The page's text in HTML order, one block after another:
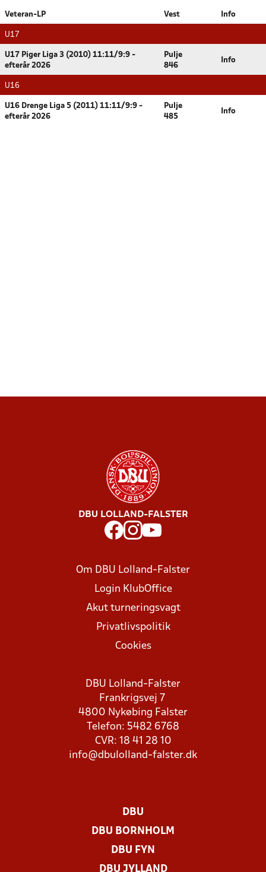
Veteran-LP Vest Info
U17
U17 Piger Liga 3 (2010) 11:11/9:9 -
efterår 2026
Pulje
846
Info
U16
U16 Drenge Liga 5 (2011) 11:11/9:9 -
efterår 2026
Pulje
485
Info
DBU LOLLAND-FALSTER
Om DBU Lolland-Falster
Login KlubOffice
Akut turneringsvagt
Privatlivspolitik
Cookies
DBU Lolland-Falster
Frankrigsvej 7
4800 Nykøbing Falster
Telefon: 5482 6768
CVR: 18 41 28 10
info@dbulolland-falster.dk
DBU
DBU BORNHOLM
DBU FYN
DBU JYLLAND